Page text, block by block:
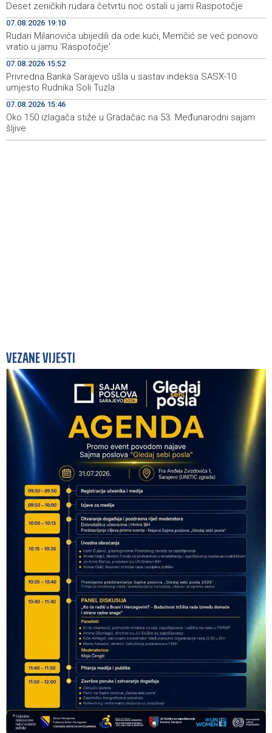
Danas sunčano, tokom dana umjeren porast noblake,
praćen pljuskovima i grmljavinom
08:34
Duge kolone vozila na graničnim prelazim na izlazu iz
BiH
08:29
Deset zeničkih rudara četvrtu noć ostali u jami
Raspotočje
08:25
Podrška najmlađima: U Mostaru podijeljeno 50 ruksaka
sa školskim priborom
Deset zeničkih rudara četvrtu noć ostali u jami Raspotočje
07.08.2026 19:10
Rudari Milanovića ubijedili da ode kući, Memčić se već ponovo
vratio u jamu 'Raspotočje'
07.08.2026 15:52
Privredna Banka Sarajevo ušla u sastav indeksa SASX-10
umjesto Rudnika Soli Tuzla
07.08.2026 15:46
Oko 150 izlagača stiže u Gradačac na 53. Međunarodni sajam
šljive
VEZANE VIJESTI